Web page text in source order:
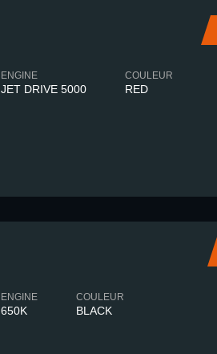
ENGINE
JET DRIVE 5000
COULEUR
RED
ENGINE
650K
COULEUR
BLACK